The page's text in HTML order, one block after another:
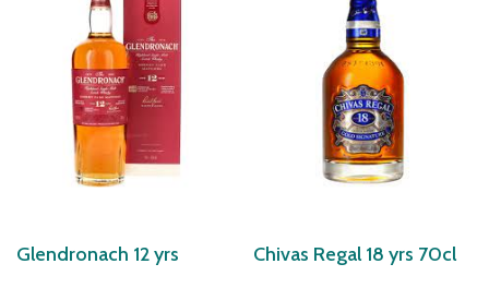
Glendronach 12 yrs Chivas Regal 18 yrs 70cl